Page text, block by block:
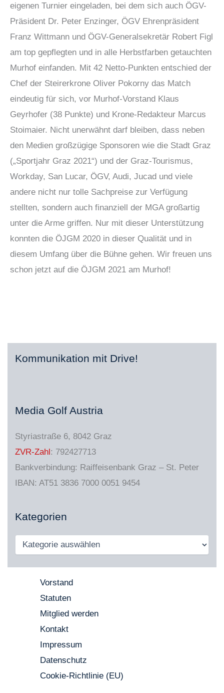
eigenen Turnier eingeladen, bei dem sich auch ÖGV-
Präsident Dr. Peter Enzinger, ÖGV Ehrenpräsident
Franz Wittmann und ÖGV-Generalsekretär Robert Figl
am top gepflegten und in alle Herbstfarben getauchten
Murhof einfanden. Mit 42 Netto-Punkten entschied der
Chef der Steirerkrone Oliver Pokorny das Match
eindeutig für sich, vor Murhof-Vorstand Klaus
Geyrhofer (38 Punkte) und Krone-Redakteur Marcus
Stoimaier. Nicht unerwähnt darf bleiben, dass neben
den Medien großzügige Sponsoren wie die Stadt Graz
(„Sportjahr Graz 2021“) und der Graz-Tourismus,
Workday, San Lucar, ÖGV, Audi, Jucad und viele
andere nicht nur tolle Sachpreise zur Verfügung
stellten, sondern auch finanziell der MGA großartig
unter die Arme griffen. Nur mit dieser Unterstützung
konnten die ÖJGM 2020 in dieser Qualität und in
diesem Umfang über die Bühne gehen. Wir freuen uns
schon jetzt auf die ÖJGM 2021 am Murhof!
Kommunikation mit Drive!
Media Golf Austria
Styriastraße 6, 8042 Graz
ZVR-Zahl : 792427713
Bankverbindung: Raiffeisenbank Graz – St. Peter
IBAN: AT51 3836 7000 0051 9454
Kategorien
Vorstand
Statuten
Mitglied werden
Kontakt
Impressum
Datenschutz
Cookie-Richtlinie (EU)